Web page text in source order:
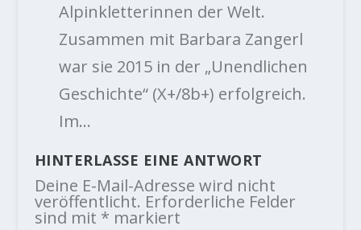
Alpinkletterinnen der Welt.
Zusammen mit Barbara Zangerl
war sie 2015 in der „Unendlichen
Geschichte“ (X+/8b+) erfolgreich.
Im…
HINTERLASSE EINE ANTWORT
Deine E-Mail-Adresse wird nicht
veröffentlicht. Erforderliche Felder
sind mit * markiert